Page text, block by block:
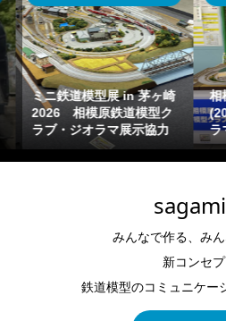
貸出可能ジオラマ(運搬・
設置タイプ)の概要一覧目
安【鉄道模型Nゲージ出...
みんなで作る、み
新コンセプ
鉄道模型のコミュニケー